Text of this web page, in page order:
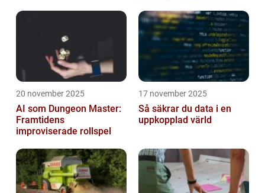
20 november 2025
AI som Dungeon Master:
Framtidens
improviserade rollspel
17 november 2025
Så säkrar du data i en
uppkopplad värld